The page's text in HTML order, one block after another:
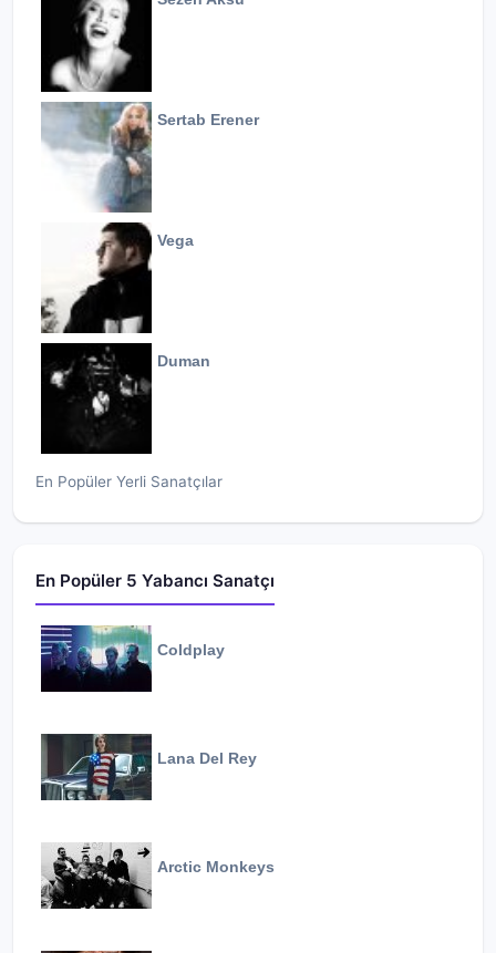
Sertab Erener
Vega
Duman
En Popüler Yerli Sanatçılar
En Popüler 5 Yabancı Sanatçı
Coldplay
Lana Del Rey
Arctic Monkeys